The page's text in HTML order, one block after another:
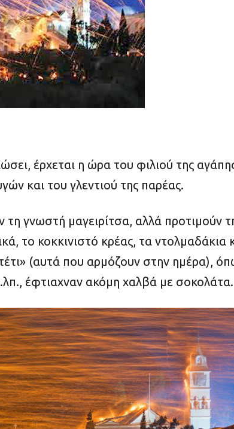
έρχεται η ώρα του φιλιού της
και του γλεντιού της παρέας.
τη γνωστή μαγειρίτσα, αλλά προτιμούν
το κοκκινιστό κρέας, τα ντολμαδάκια
(αυτά που αρμόζουν στην ημέρα),
έφτιαχναν ακόμη χαλβά με σοκολάτα.